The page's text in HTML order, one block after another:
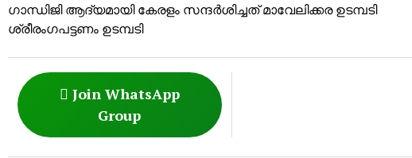
ഗാന്ധിജി ആദ്യമായി കേരളം സന്ദർശിച്ചത്മാവേലിക്കര ഉടമ്പടി
ശ്രീരംഗപട്ടണം ഉടമ്പടി
Join WhatsApp
Group